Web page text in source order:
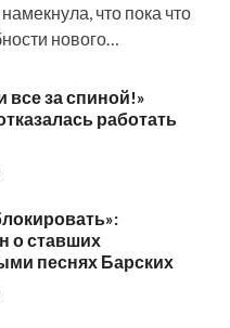
что пока что
нового…
все за спиной!»
работать
о ставших
песнях Барских